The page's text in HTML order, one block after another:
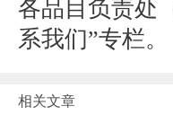
各品目负责处
系我们”专栏。
相关文章